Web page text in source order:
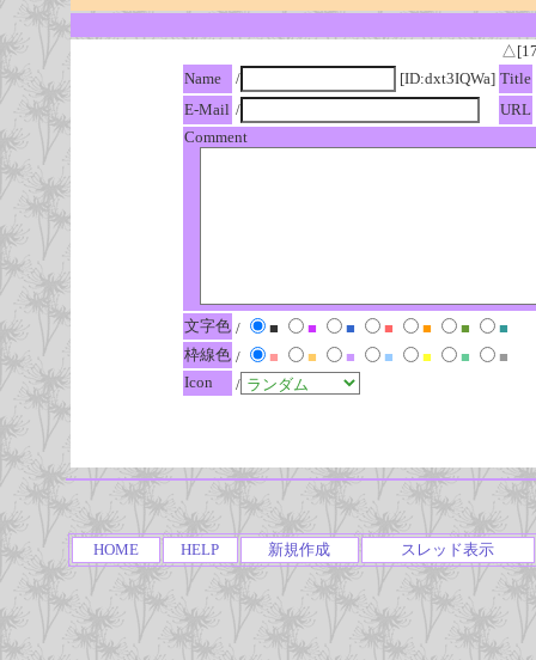
Name
/ [ID:dxt3IQWa] Title
E-Mail / URL
Comment
文字色 / ■ ■ ■ ■ ■ ■
■
枠線色 / ■ ■ ■ ■ ■ ■
■
Icon
/
HOME HELP 新規作成 スレッド表示